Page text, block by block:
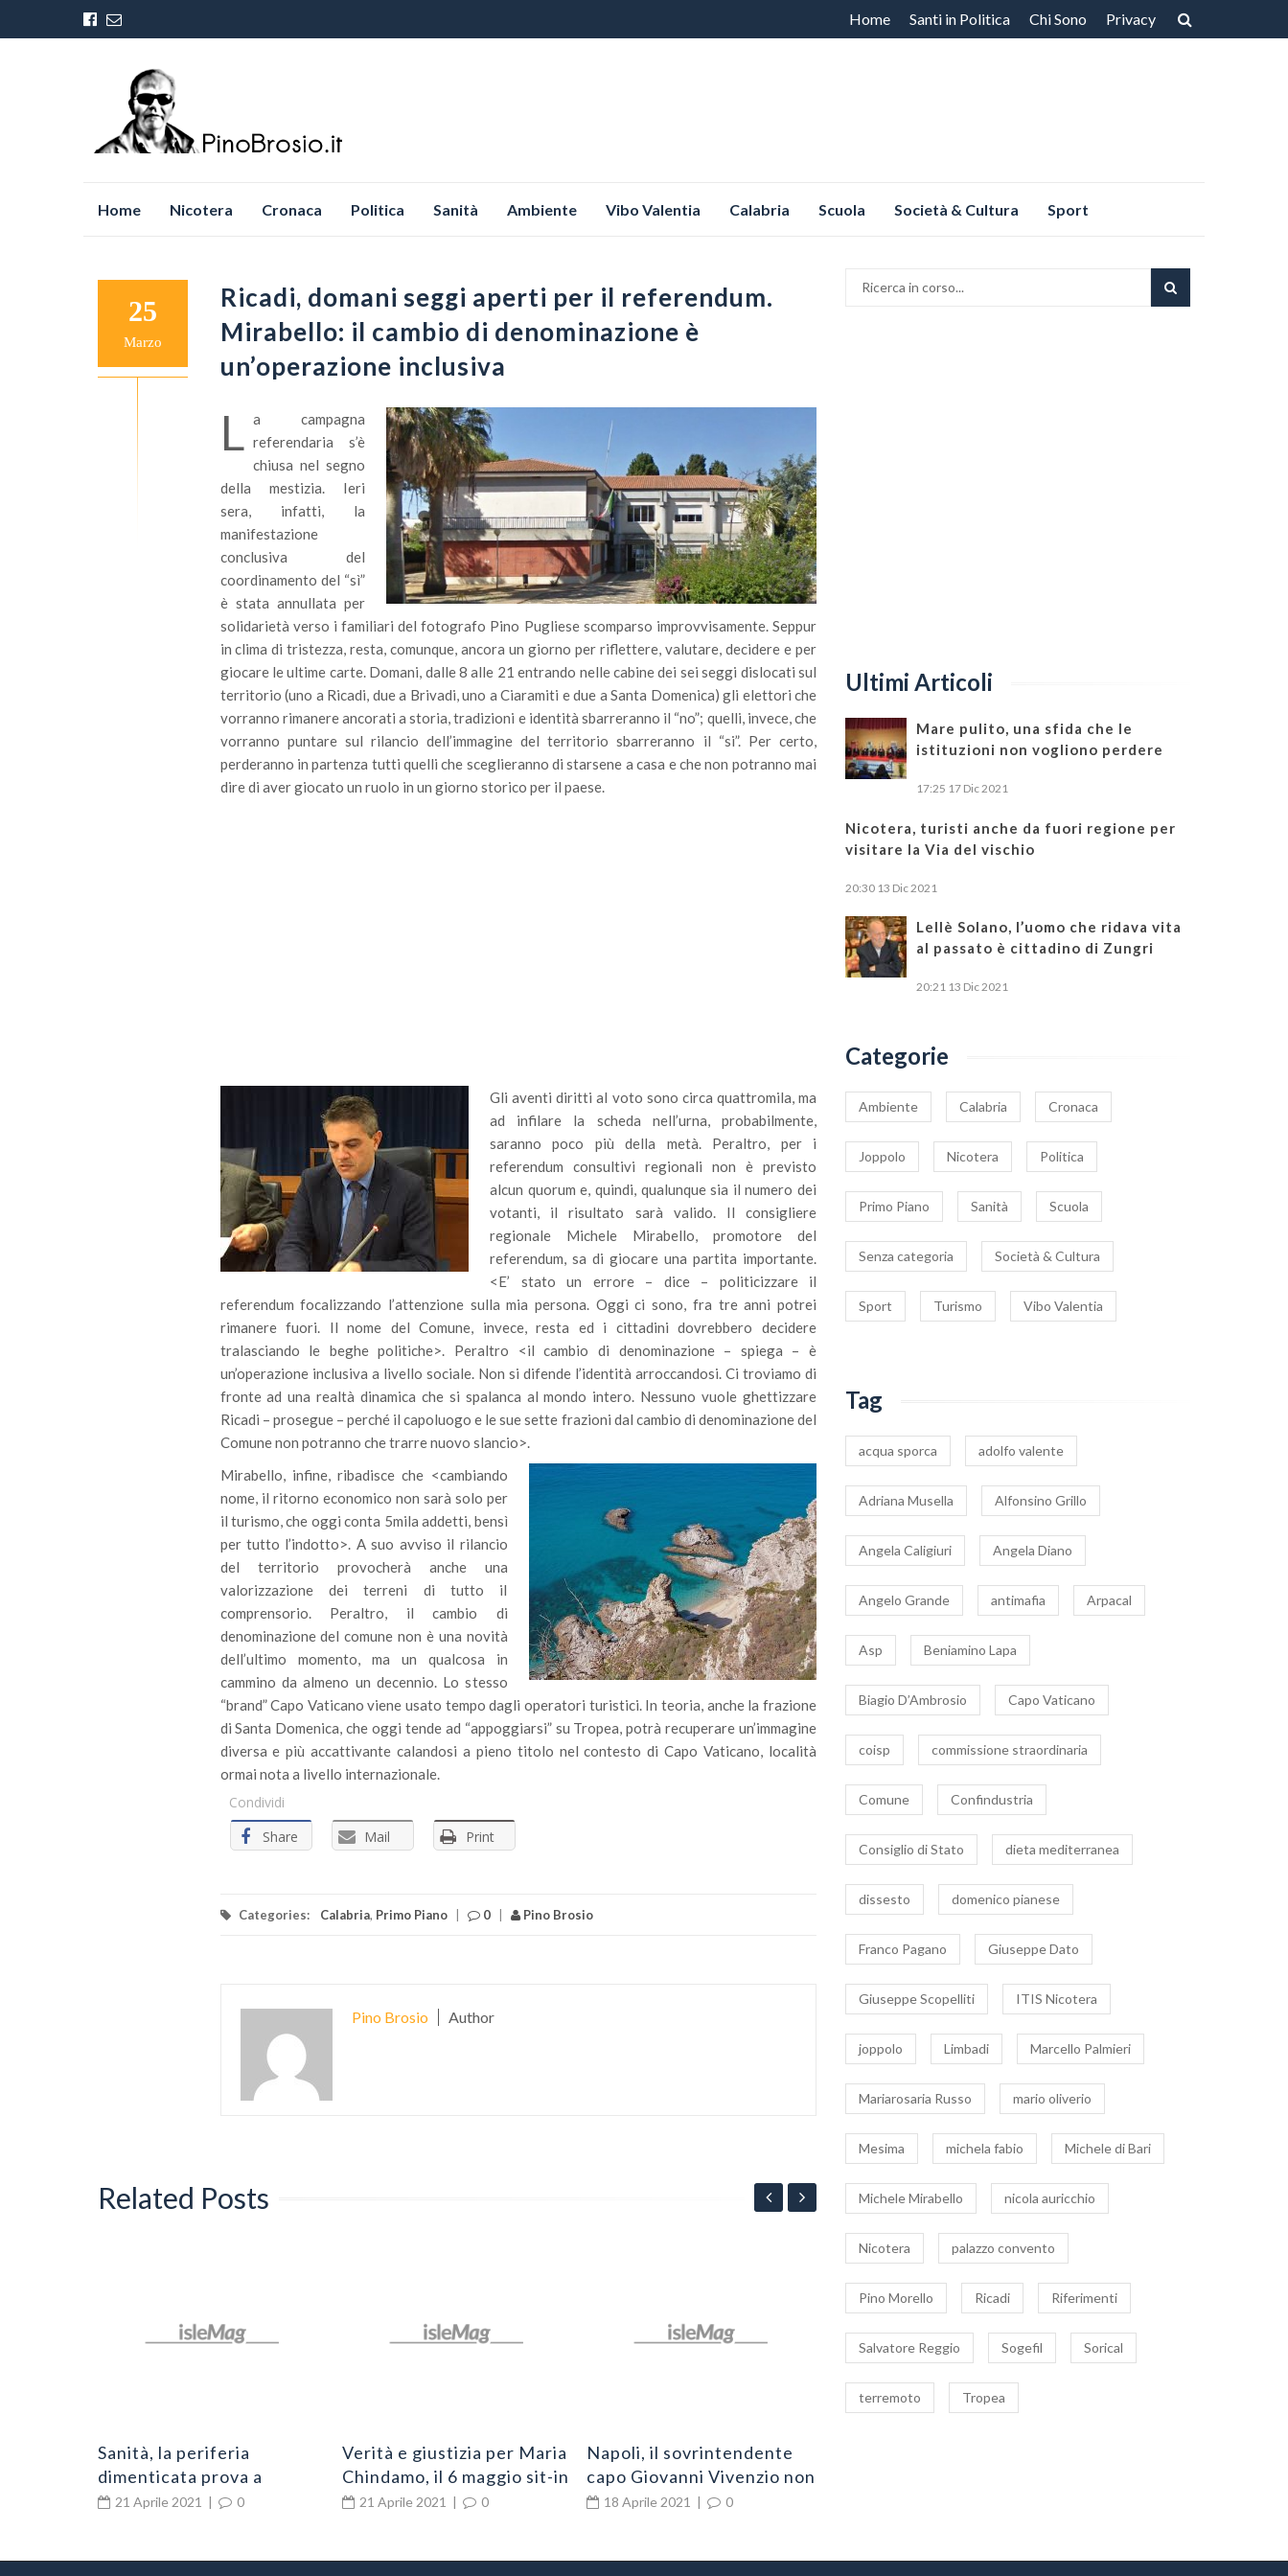
VaiHome Santi in Politica Chi Sono Privacy
Home Nicotera Cronaca Politica Sanità Ambiente Vibo Valentia Calabria Scuola Società & Cultura Sport
25
Marzo
Ricadi, domani seggi aperti per il referendum.
Mirabello: il cambio di denominazione è
un’operazione inclusiva
L a campagna
referendaria s’è
chiusa nel segno
della mestizia. Ieri
sera, infatti, la
manifestazione
conclusiva del
coordinamento del “sì”
è stata annullata per
solidarietà verso i familiari del fotografo Pino Pugliese scomparso improvvisamente. Seppur
in clima di tristezza, resta, comunque, ancora un giorno per riflettere, valutare, decidere e per
giocare le ultime carte. Domani, dalle 8 alle 21 entrando nelle cabine dei sei seggi dislocati sul
territorio (uno a Ricadi, due a Brivadi, uno a Ciaramiti e due a Santa Domenica) gli elettori che
vorranno rimanere ancorati a storia, tradizioni e identità sbarreranno il “no”; quelli, invece, che
vorranno puntare sul rilancio dell’immagine del territorio sbarreranno il “si”. Per certo,
perderanno in partenza tutti quelli che sceglieranno di starsene a casa e che non potranno mai
dire di aver giocato un ruolo in un giorno storico per il paese.
Gli aventi diritti al voto sono circa quattromila, ma
ad infilare la scheda nell’urna, probabilmente,
saranno poco più della metà. Peraltro, per i
referendum consultivi regionali non è previsto
alcun quorum e, quindi, qualunque sia il numero dei
votanti, il risultato sarà valido. Il consigliere
regionale Michele Mirabello, promotore del
referendum, sa di giocare una partita importante.
<E’ stato un errore – dice – politicizzare il
referendum focalizzando l’attenzione sulla mia persona. Oggi ci sono, fra tre anni potrei
rimanere fuori. Il nome del Comune, invece, resta ed i cittadini dovrebbero decidere
tralasciando le beghe politiche>. Peraltro <il cambio di denominazione – spiega – è
un’operazione inclusiva a livello sociale. Non si difende l’identità arroccandosi. Ci troviamo di
fronte ad una realtà dinamica che si spalanca al mondo intero. Nessuno vuole ghettizzare
Ricadi – prosegue – perché il capoluogo e le sue sette frazioni dal cambio di denominazione del
Comune non potranno che trarre nuovo slancio>.
Mirabello, infine, ribadisce che <cambiando
nome, il ritorno economico non sarà solo per
il turismo, che oggi conta 5mila addetti, bensì
per tutto l’indotto>. A suo avviso il rilancio
del territorio provocherà anche una
valorizzazione dei terreni di tutto il
comprensorio. Peraltro, il cambio di
denominazione del comune non è una novità
dell’ultimo momento, ma un qualcosa in
cammino da almeno un decennio. Lo stesso
“brand” Capo Vaticano viene usato tempo dagli operatori turistici. In teoria, anche la frazione
di Santa Domenica, che oggi tende ad “appoggiarsi” su Tropea, potrà recuperare un’immagine
diversa e più accattivante calandosi a pieno titolo nel contesto di Capo Vaticano, località
ormai nota a livello internazionale.
Condividi
Share
Mail Print
Categories: Calabria, Primo Piano 0 Pino Brosio
Pino Brosio Author
Related Posts
Sanità, la periferia
dimenticata prova a
rialzare la testa. Contro
21 Aprile 2021 | 0
Verità e giustizia per Maria
Chindamo, il 6 maggio sit-in
davanti al cancello della
21 Aprile 2021 | 0
Napoli, il sovrintendente
capo Giovanni Vivenzio non
ce l’ha fatta
18 Aprile 2021 | 0
Antonio Loiacono
(Cogetur): “Tropea borgo
più bello d’Italia” uno
stimolo per ripartire
12 Aprile 2021 | 0
rende l’ultimo saluto a
Michele Porcelli, Gigante
buono
10 Aprile 2021
Ultimi Articoli
Mare pulito, una sfida che le
istituzioni non vogliono perdere
17:25 17 Dic 2021
Nicotera, turisti anche da fuori regione per
visitare la Via del vischio
20:30 13 Dic 2021
Lellè Solano, l’uomo che ridava vita
al passato è cittadino di Zungri
20:21 13 Dic 2021
Categorie
Ambiente Calabria Cronaca
Joppolo Nicotera Politica
Primo Piano Sanità Scuola
Senza categoria Società & Cultura
Sport Turismo Vibo Valentia
Tag
acqua sporca adolfo valente
Adriana Musella Alfonsino Grillo
Angela Caligiuri Angela Diano
Angelo Grande antimafia Arpacal
Asp Beniamino Lapa
Biagio D’Ambrosio Capo Vaticano
coisp commissione straordinaria
Comune Confindustria
Consiglio di Stato dieta mediterranea
dissesto domenico pianese
Franco Pagano Giuseppe Dato
Giuseppe Scopelliti ITIS Nicotera
joppolo Limbadi Marcello Palmieri
Mariarosaria Russo mario oliverio
Mesima michela fabio Michele di Bari
Michele Mirabello nicola auricchio
Nicotera palazzo convento
Pino Morello Ricadi Riferimenti
Salvatore Reggio Sogefil Sorical
terremoto Tropea